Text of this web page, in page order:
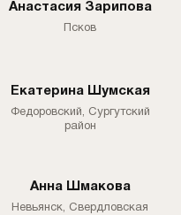
Анастасия Зарипова
Псков
Екатерина Шумская
Федоровский, Сургутский
район
Анна Шмакова
Невьянск, Свердловская